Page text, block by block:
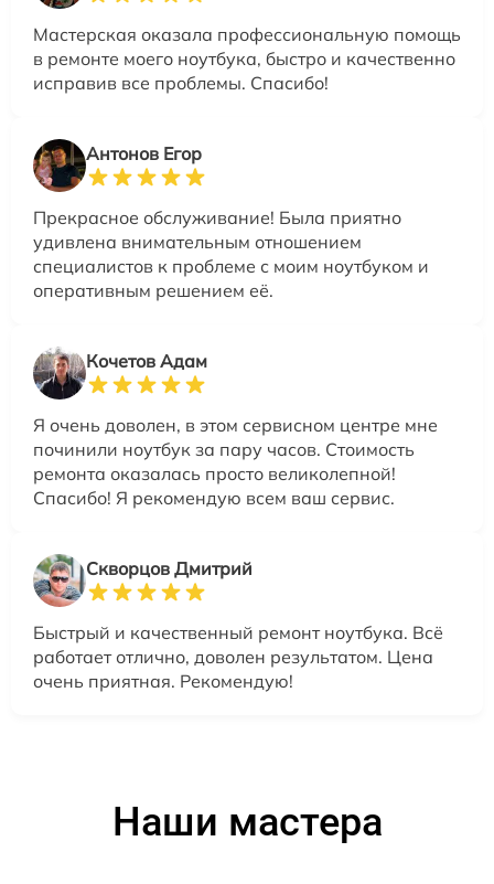
Мастерская оказала профессиональную помощь
в ремонте моего ноутбука, быстро и качественно
исправив все проблемы. Спасибо!
Антонов Егор
Прекрасное обслуживание! Была приятно
удивлена внимательным отношением
специалистов к проблеме с моим ноутбуком и
оперативным решением её.
Кочетов Адам
Я очень доволен, в этом сервисном центре мне
починили ноутбук за пару часов. Стоимость
ремонта оказалась просто великолепной!
Спасибо! Я рекомендую всем ваш сервис.
Скворцов Дмитрий
Быстрый и качественный ремонт ноутбука. Всё
работает отлично, доволен результатом. Цена
очень приятная. Рекомендую!
Наши мастера